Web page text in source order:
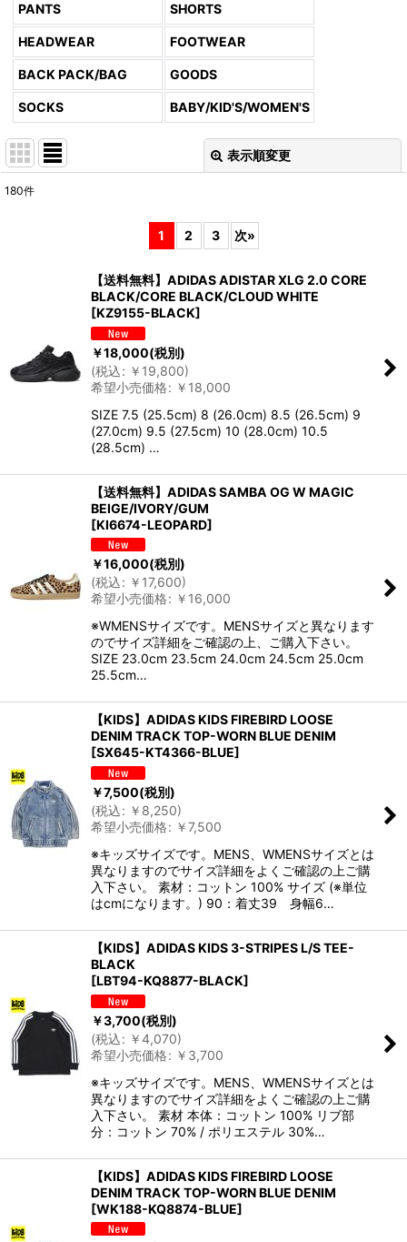
PANTS SHORTS
HEADWEAR FOOTWEAR
BACK PACK/BAG GOODS
SOCKS BABY/KID'S/WOMEN'S
表示順変更
絞り込む
180件
1 2 3 次»
【送料無料】ADIDAS ADISTAR XLG 2.0 CORE
BLACK/CORE BLACK/CLOUD WHITE
[KZ9155-BLACK]
￥18,000(税別)
(税込: ￥ 19,800)
希望小売価格: ￥ 18,000
SIZE 7.5 (25.5cm) 8 (26.0cm) 8.5 (26.5cm) 9
(27.0cm) 9.5 (27.5cm) 10 (28.0cm) 10.5
(28.5cm) …
【送料無料】ADIDAS SAMBA OG W MAGIC
BEIGE/IVORY/GUM
[KI6674-LEOPARD]
￥16,000(税別)
(税込: ￥ 17,600)
希望小売価格: ￥ 16,000
※WMENSサイズです。MENSサイズと異なります
のでサイズ詳細をご確認の上、ご購入下さい。
SIZE 23.0cm 23.5cm 24.0cm 24.5cm 25.0cm
25.5cm…
【KIDS】ADIDAS KIDS FIREBIRD LOOSE
DENIM TRACK TOP-WORN BLUE DENIM
[SX645-KT4366-BLUE]
￥7,500(税別)
(税込: ￥ 8,250)
希望小売価格: ￥7,500
※キッズサイズです。MENS、WMENSサイズとは
異なりますのでサイズ詳細をよくご確認の上ご購
入下さい。 素材：コットン 100% サイズ (※単位
はcmになります。) 90：着丈39 身幅6…
【KIDS】ADIDAS KIDS 3-STRIPES L/S TEE-
BLACK
[LBT94-KQ8877-BLACK]
￥3,700(税別)
(税込: ￥4,070)
希望小売価格: ￥ 3,700
※キッズサイズです。MENS、WMENSサイズとは
異なりますのでサイズ詳細をよくご確認の上ご購
入下さい。 素材 本体：コットン 100% リブ部
分：コットン 70% / ポリエステル 30%…
【KIDS】ADIDAS KIDS FIREBIRD LOOSE
DENIM TRACK TOP-WORN BLUE DENIM
[WK188-KQ8874-BLUE]